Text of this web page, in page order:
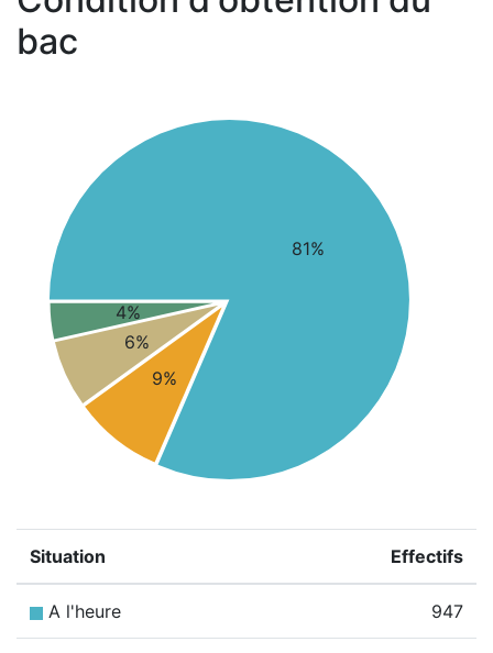
bac
81%
9%
6%
4%
Situation Effectifs
A l'heure 947